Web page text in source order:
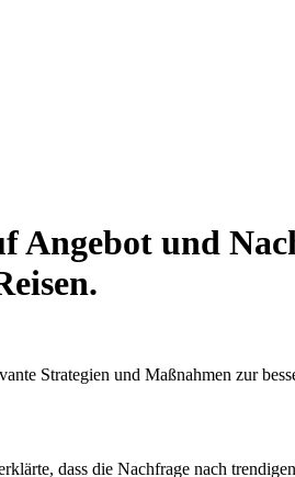
und
Strategien und Maßnahmen zur
dass die Nachfrage nach